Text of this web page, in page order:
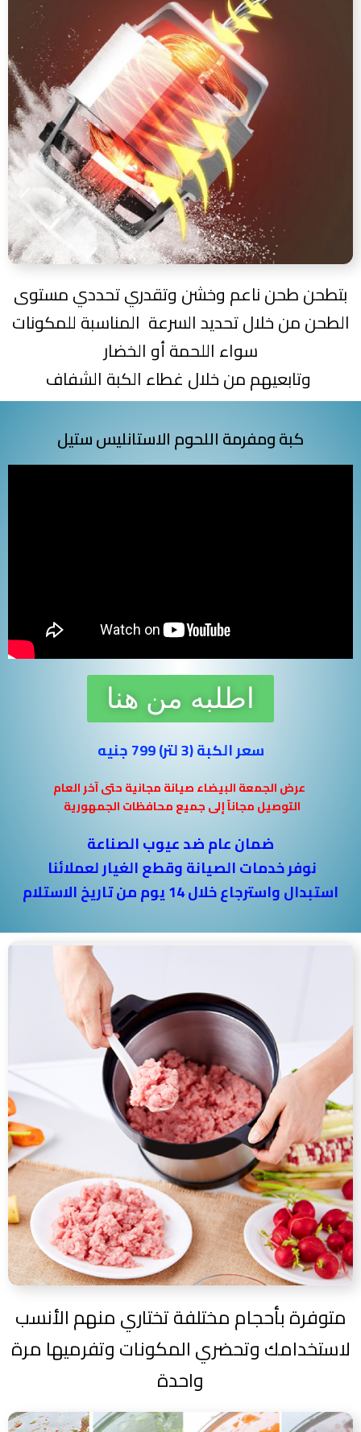
بتطحن طحن ناعم وخشن وتقدري تحددي مستوى
الطحن من خلال تحديد السرعة المناسبة للمكونات
سواء اللحمة أو الخضار
كبة ومفرمة اللحوم الاستانليس ستيل
اطلبه من هنا
سعر الكبة (3 لتر) 799 جنيه
التوصيل مجاناً إلى جميع محافظات الجمهورية
ضمان عام ضد عيوب الصناعة
نوفر خدمات الصيانة وقطع الغيار لعملائنا
استبدال واسترجاع خلال 14 يوم من تاريخ الاستلام
متوفرة بأحجام مختلفة تختاري منهم الأنسب
لاستخدامك وتحضري المكونات وتفرميها مرة
واحدة